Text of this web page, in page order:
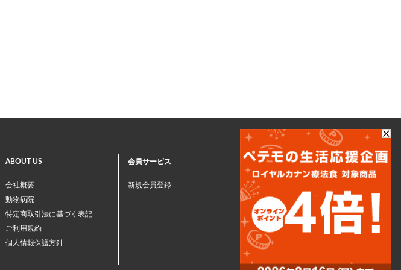
ABOUT US
会社概要
動物病院
特定商取引法に基づく表記
ご利用規約
個人情報保護方針
会員サービス
新規会員登録